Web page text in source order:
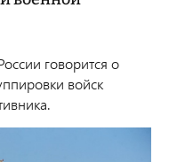
говорится о
войск